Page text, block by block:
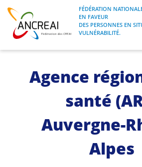
Skip
content
ANCREAI
FÉDÉRATION
FAVEUR DES
FÉDÉRATION
EN FAVEUR
DES PERSONNES EN
VULNÉRABILITÉ.
Journées nationales
Agence
santé
Auvergne-
Alpes